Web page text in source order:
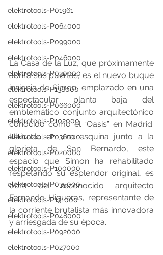
elektrotools-P01961
elektrotools-P064000
elektrotools-P099000
elektrotools-P046000
elektrotools-P030000
elektrotools-P138000
elektrotools-P066000
elektrotools-P102000
elektrotools-P036000
elektrotools-P020000
elektrotools-P100000
elektrotools-P035000
elektrotools-P131000
elektrotools-P048000
elektrotools-P092000
elektrotools-P027000
La Casa de la Luz, que próximamente
abrirá sus puertas, es el nuevo buque
insignia de Simon, emplazado en una
espectacular planta baja del
emblemático conjunto arquitectónico
conocido como el “Oasis” en Madrid.
Ubicado en una esquina junto a la
glorieta de San Bernardo, este
espacio que Simon ha rehabilitado
respetando su esplendor original, es
obra del reconocido arquitecto
Fernando Higueras, representante de
la corriente brutalista más innovadora
y arriesgada de su época.